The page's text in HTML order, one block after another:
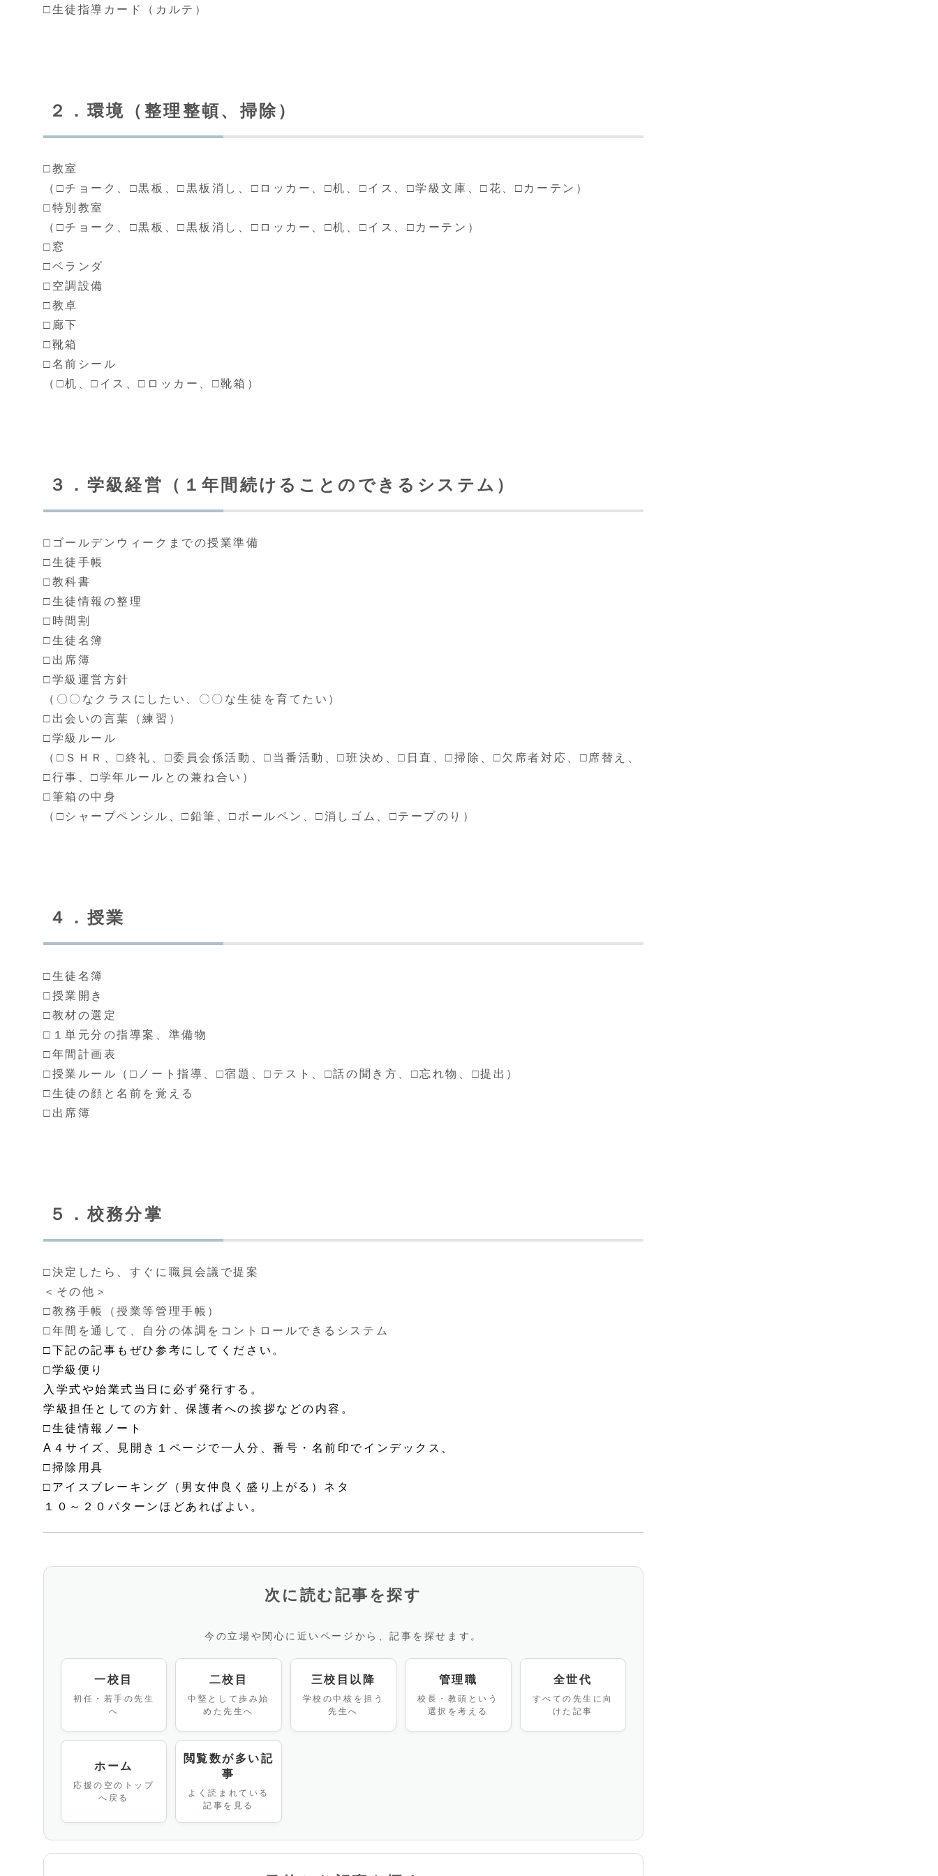
□生徒指導カード（カルテ）
２．環境（整理整頓、掃除）
□教室
（□チョーク、□黒板、□黒板消し、□ロッカー、□机、□イス、□学級文庫、□花、□カーテン）
□特別教室
（□チョーク、□黒板、□黒板消し、□ロッカー、□机、□イス、□カーテン）
□窓
□ベランダ
□空調設備
□教卓
□廊下
□靴箱
□名前シール
（□机、□イス、□ロッカー、□靴箱）
３．学級経営（１年間続けることのできるシステム）
□ゴールデンウィークまでの授業準備
□生徒手帳
□教科書
□生徒情報の整理
□時間割
□生徒名簿
□出席簿
□学級運営方針
（〇〇なクラスにしたい、〇〇な生徒を育てたい）
□出会いの言葉（練習）
□学級ルール
（□ＳＨＲ、□終礼、□委員会係活動、□当番活動、□班決め、□日直、□掃除、□欠席者対応、□席替え、
□行事、□学年ルールとの兼ね合い）
□筆箱の中身
（□シャープペンシル、□鉛筆、□ボールペン、□消しゴム、□テープのり）
４．授業
□生徒名簿
□授業開き
□教材の選定
□１単元分の指導案、準備物
□年間計画表
□授業ルール（□ノート指導、□宿題、□テスト、□話の聞き方、□忘れ物、□提出）
□生徒の顔と名前を覚える
□出席簿
５．校務分掌
□決定したら、すぐに職員会議で提案
＜その他＞
□教務手帳（授業等管理手帳）
□年間を通して、自分の体調をコントロールできるシステム
□下記の記事もぜひ参考にしてください。
□学級便り
入学式や始業式当日に必ず発行する。
学級担任としての方針、保護者への挨拶などの内容。
□生徒情報ノート
A４サイズ、見開き１ページで一人分、番号・名前印でインデックス、
□掃除用具
□アイスブレーキング（男女仲良く盛り上がる）ネタ
１０～２０パターンほどあればよい。
次に読む記事を探す
今の立場や関心に近いページから、記事を探せます。
一校目
初任・若手の先生
へ
二校目
中堅として歩み始
めた先生へ
三校目以降
学校の中核を担う
先生へ
管理職
校長・教頭という
選択を考える
全世代
すべての先生に向
けた記事
ホーム
応援の空のトップ
へ戻る
閲覧数が多い記
事
よく読まれている
記事を見る